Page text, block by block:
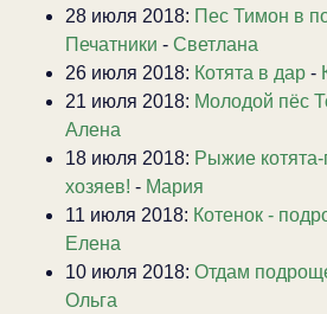
28 июля 2018: Пес Тимон в
Печатники - Светлана
26 июля 2018: Котята в дар -
21 июля 2018: Молодой пёс
Алена
18 июля 2018: Рыжие
хозяев! - Мария
11 июля 2018: Котенок -
Елена
10 июля 2018: Отдам
Ольга